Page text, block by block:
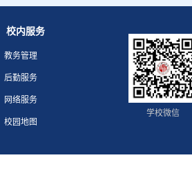
校内服务
教务管理
后勤服务
网络服务
校园地图
学校微信